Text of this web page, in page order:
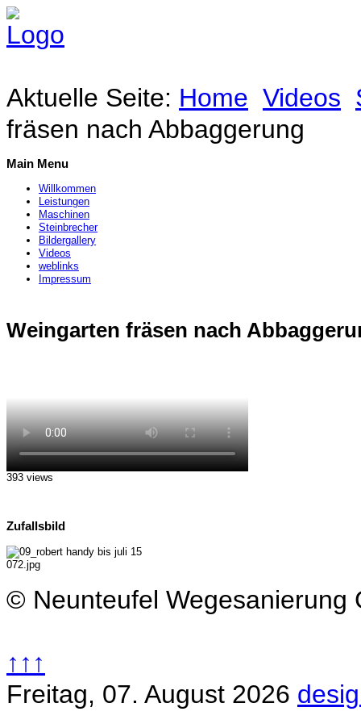
Aktuelle Seite: Home Videos
fräsen nach Abbaggerung
Main Menu
Willkommen
Leistungen
Maschinen
Steinbrecher
Bildergallery
Videos
weblinks
Impressum
Weingarten fräsen nach
393 views
Zufallsbild
© Neunteufel Wegesanierung
↑↑↑
Freitag, 07. August 2026